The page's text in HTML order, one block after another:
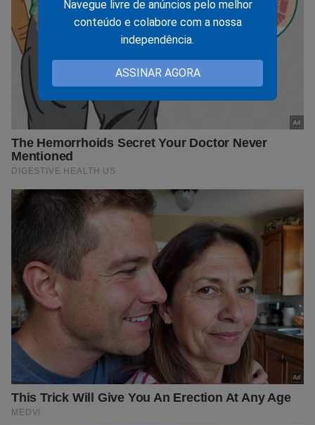
Navegue livre de anúncios pelo melhor
conteúdo e colabore com a nossa
independência.
ASSINAR AGORA